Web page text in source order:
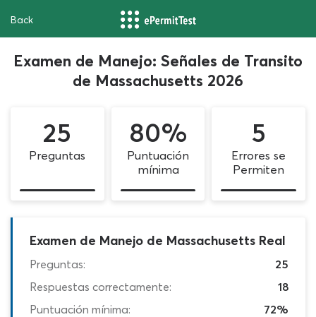
Back
Examen de Manejo: Señales de Transito
de Massachusetts 2026
25
Preguntas
80%
Puntuación
mínima
5
Errores se
Permiten
Examen de Manejo de Massachusetts Real
Preguntas:
25
Respuestas correctamente:
18
Puntuación mínima:
72%